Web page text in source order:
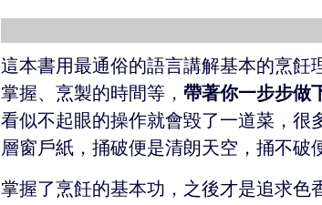
這本書用最通俗的語言講解基本的烹飪
掌握、烹製的時間等，帶著你一步步做
看似不起眼的操作就會毀了一道菜，很
層窗戶紙，捅破便是清朗天空，捅不破
掌握了烹飪的基本功，之後才是追求色